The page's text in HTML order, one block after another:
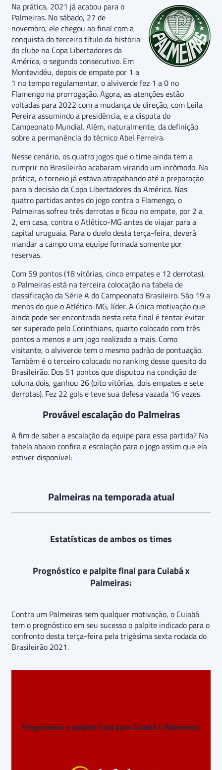
Na prática, 2021 já acabou para o
Palmeiras. No sábado, 27 de
novembro, ele chegou ao final com a
conquista do terceiro título da história
do clube na Copa Libertadores da
América, o segundo consecutivo. Em
Montevidéu, depois de empate por 1 a
1 no tempo regulamentar, o alviverde fez 1 a 0 no
Flamengo na prorrogação. Agora, as atenções estão
voltadas para 2022 com a mudança de direção, com Leila
Pereira assumindo a presidência, e a disputa do
Campeonato Mundial. Além, naturalmente, da definição
sobre a permanência do técnico Abel Ferreira.
Nesse cenário, os quatro jogos que o time ainda tem a
cumprir no Brasileirão acabaram virando um incômodo. Na
prática, o torneio já estava atrapahando até a preparação
para a decisão da Copa Libertadores da América. Nas
quatro partidas antes do jogo contra o Flamengo, o
Palmeiras sofreu três derrotas e ficou no empate, por 2 a
2, em casa, contra o Atlético-MG antes de viajar para a
capital uruguaia. Para o duelo desta terça-feira, deverá
mandar a campo uma equipe formada somente por
reservas.
Com 59 pontos (18 vitórias, cinco empates e 12 derrotas),
o Palmeiras está na terceira colocação na tabela de
classificação da Série A do Campeonato Brasileiro. São 19 a
menos do que o Atlético-MG, líder. A única motivação que
ainda pode ser encontrada nesta reta final é tentar evitar
ser superado pelo Corinthians, quarto colocado com três
pontos a menos e um jogo realizado a mais. Como
visitante, o alviverde tem o mesmo padrão de pontuação.
Também é o terceiro colocado no ranking desse quesito do
Brasileirão. Dos 51 pontos que disputou na condição de
coluna dois, ganhou 26 (oito vitórias, dois empates e sete
derrotas). Fez 22 gols e teve sua defesa vazada 16 vezes.
Provável escalação do Palmeiras
A fim de saber a escalação da equipe para essa partida? Na
tabela abaixo confira a escalação para o jogo assim que ela
estiver disponível:
Palmeiras na temporada atual
Estatísticas de ambos os times
Prognóstico e palpite final para Cuiabá x
Palmeiras:
Contra um Palmeiras sem qualquer motivação, o Cuiabá
tem o prognóstico em seu sucesso o palpite indicado para o
confronto desta terça-feira pela trigésima sexta rodada do
Brasileirão 2021.
Prognóstico e palpite final para Cuiabá x Palmeiras: